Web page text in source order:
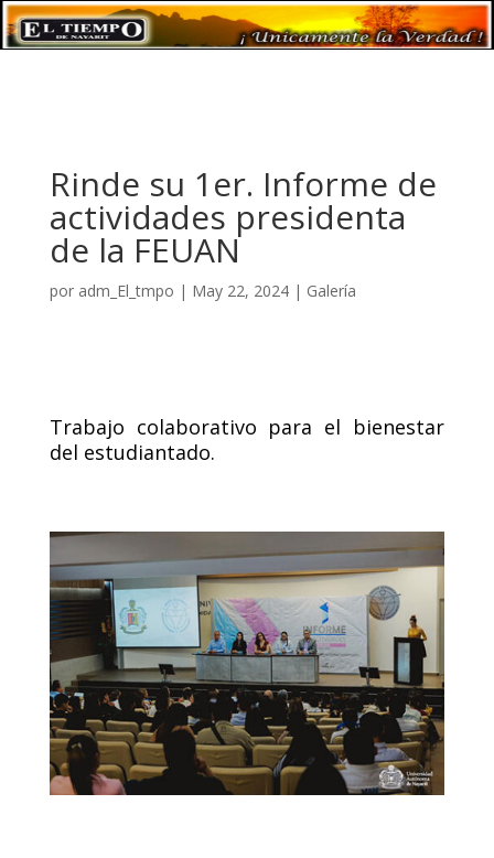
Rinde su 1er. Informe de
actividades presidenta
de la FEUAN
por adm_El_tmpo | May 22, 2024| Galería
Trabajo colaborativo para el bienestar
del estudiantado.